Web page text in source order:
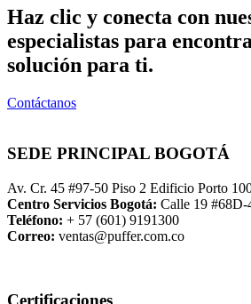
Haz clic y conecta con
especialistas para
solución para ti.
Contáctanos
SEDE PRINCIPAL BOGOTÁ
Av. Cr. 45 #97-50 Piso 2 Edificio Porto
Centro Servicios Bogotá: Calle 19
Teléfono: + 57 (601) 9191300
Correo: ventas@puffer.com.co
Certificaciones